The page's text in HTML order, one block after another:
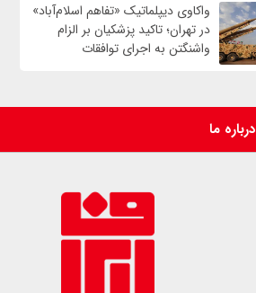
واکاوی دیپلماتیک «تفاهم اسلام‌آباد»
در تهران؛ تاکید پزشکیان بر الزام
واشنگتن به اجرای توافقات
درباره ما